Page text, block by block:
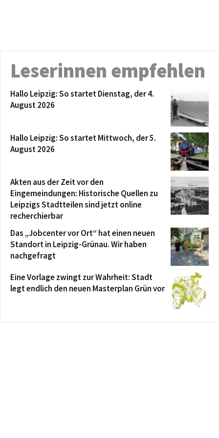
Leserinnen empfehlen
Hallo Leipzig: So startet Dienstag, der 4.
August 2026
Hallo Leipzig: So startet Mittwoch, der 5.
August 2026
Akten aus der Zeit vor den
Eingemeindungen: Historische Quellen zu
Leipzigs Stadtteilen sind jetzt online
recherchierbar
Das „Jobcenter vor Ort“ hat einen neuen
Standort in Leipzig-Grünau. Wir haben
nachgefragt
Eine Vorlage zwingt zur Wahrheit: Stadt
legt endlich den neuen Masterplan Grün vor